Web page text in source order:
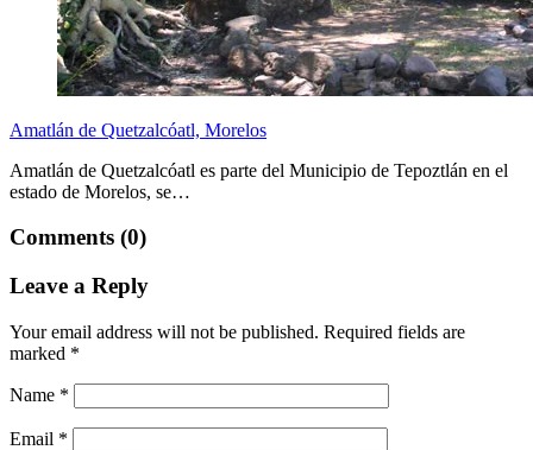
Amatlán de Quetzalcóatl, Morelos
Amatlán de Quetzalcóatl es parte del Municipio de Tepoztlán en el
estado de Morelos, se…
Comments (0)
Leave a Reply
Your email address will not be published. Required fields are
marked *
Name *
Email *